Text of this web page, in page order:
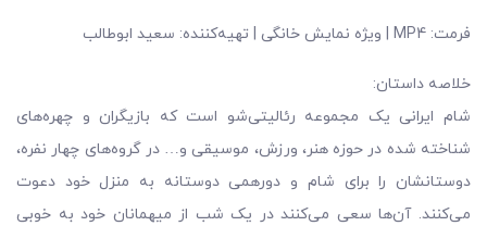
فرمت: MP4 | ویژه نمایش خانگی | تهیه‌کننده: سعید ابوطالب
خلاصه داستان:
شام ایرانی یک مجموعه رئالیتی‌شو است که بازیگران و چهره‌های
شناخته شده در حوزه هنر، ورزش، موسیقی و… در گروه‌های چهار نفره،
دوستانشان را برای شام و دورهمی دوستانه به منزل خود دعوت
می‌کنند. آن‌ها سعی می‌کنند در یک شب از میهمانان خود به خوبی